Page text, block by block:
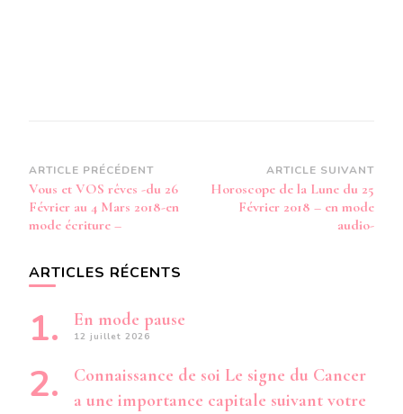
Navigation
d’article
ARTICLE PRÉCÉDENT
Vous et VOS rêves -du 26
Février au 4 Mars 2018-en
mode écriture –
ARTICLE SUIVANT
Horoscope de la Lune du 25
Février 2018 – en mode
audio-
ARTICLES RÉCENTS
En mode pause
12 juillet 2026
Connaissance de soi Le signe du Cancer
a une importance capitale suivant votre